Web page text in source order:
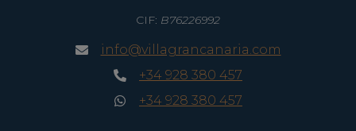
CIF: B76226992
info@villagrancanaria.com
+34 928 380 457
+34 928 380 457